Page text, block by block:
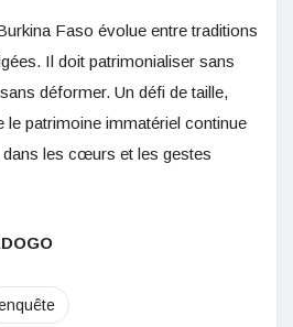
Faso évolue entre traditions
Il doit patrimonialiser sans
déformer. Un défi de taille,
le patrimoine immatériel continue
les cœurs et les gestes